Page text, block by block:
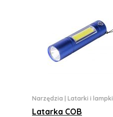
Narzędzia Latarki i lampki
Latarka COB